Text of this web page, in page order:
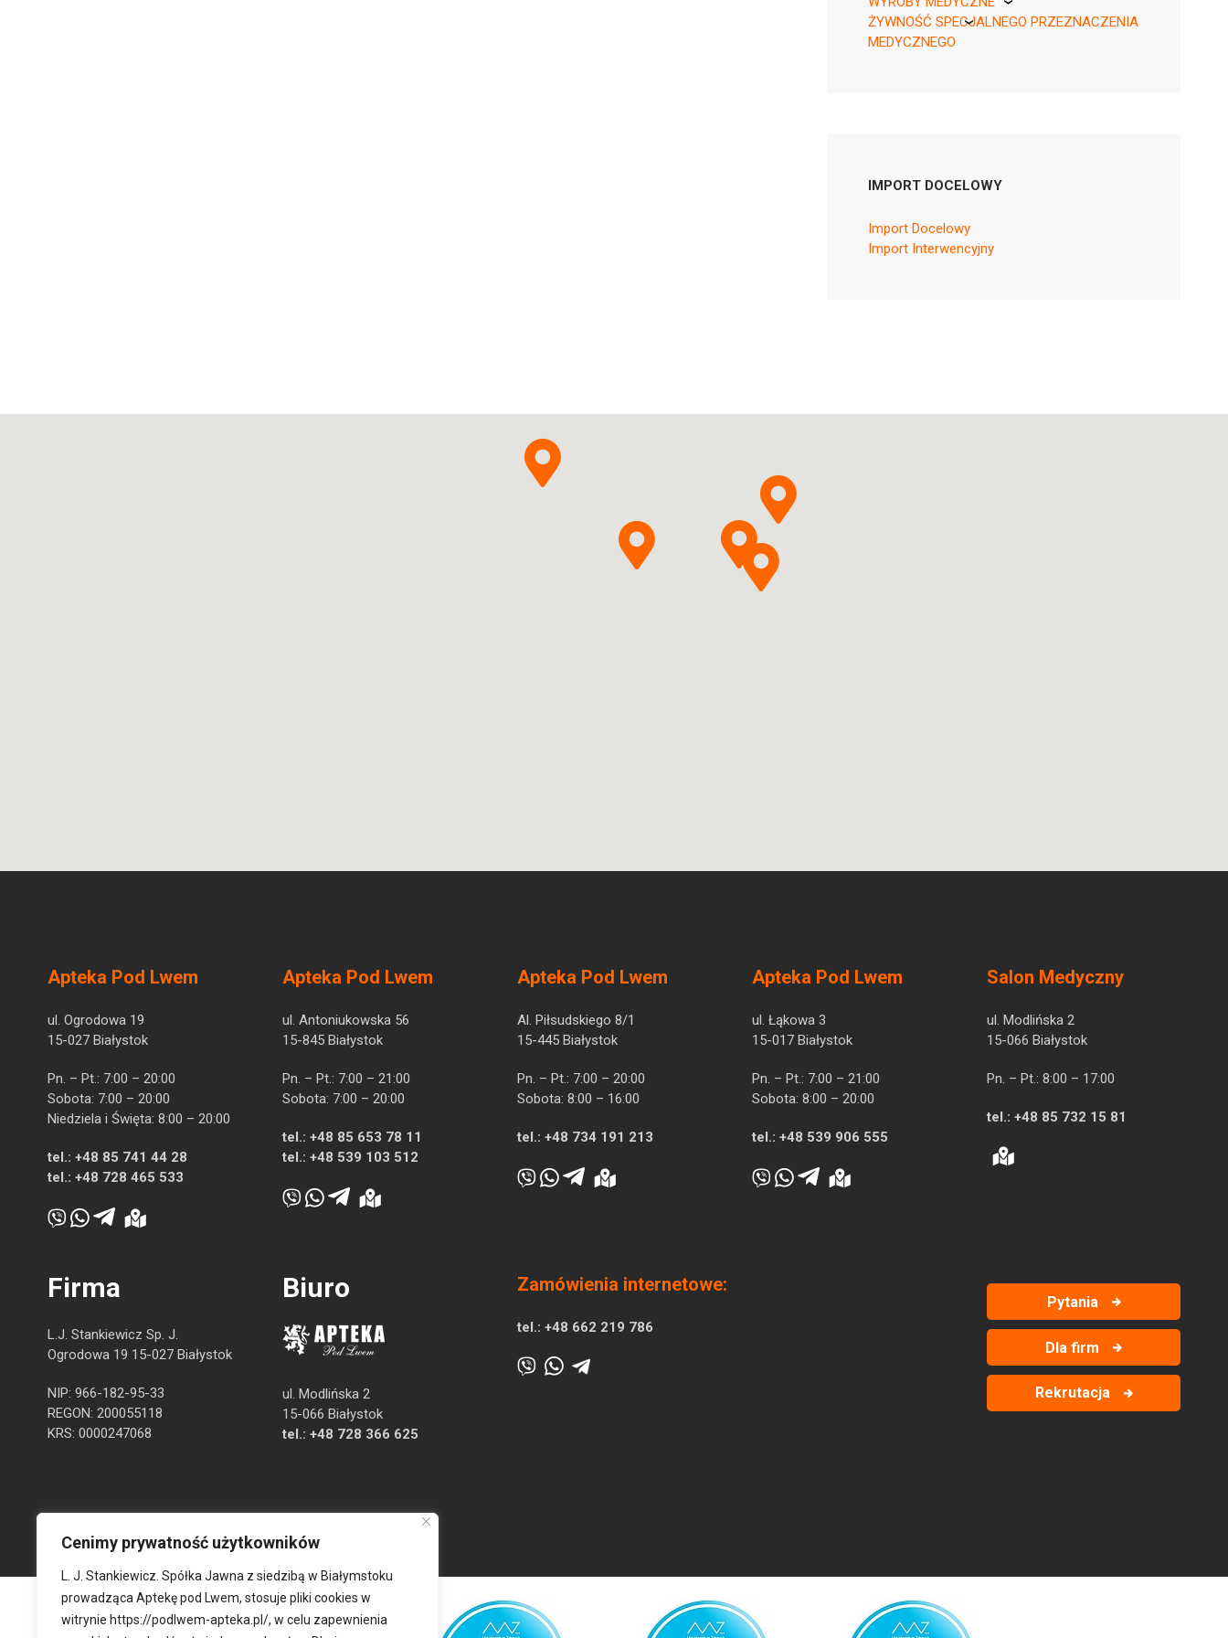
Cenimy prywatność użytkowników
L. J. Stankiewicz. Spółka Jawna z siedzibą w Białymstoku
prowadząca Aptekę pod Lwem, stosuje pliki cookies w
witrynie https://podlwem-apteka.pl/, w celu zapewnienia
KikGel
ŻYWNOŚĆ SPECJALNEGO PRZEZNACZENIA
MEDYCZNEGO
IMPORT DOCELOWY
Import Docelowy
Import Interwencyjny
Apteka Pod Lwem
ul. Ogrodowa 19
15-027 Białystok
Pn. – Pt.: 7:00 – 20:00
Sobota: 7:00 – 20:00
Niedziela i Święta: 8:00 – 20:00
tel.: +48 85 741 44 28
tel.: +48 728 465 533
Apteka Pod Lwem
ul. Antoniukowska 56
15-845 Białystok
Pn. – Pt.: 7:00 – 21:00
Sobota: 7:00 – 20:00
tel.: +48 85 653 78 11
tel.: +48 539 103 512
Apteka Pod Lwem
Al. Piłsudskiego 8/1
15-445 Białystok
Pn. – Pt.: 7:00 – 20:00
Sobota: 8:00 – 16:00
tel.: +48 734 191 213
Apteka Pod Lwem
ul. Łąkowa 3
15-017 Białystok
Pn. – Pt.: 7:00 – 21:00
Sobota: 8:00 – 20:00
tel.: +48 539 906 555
Salon Medyczny
ul. Modlińska 2
15-066 Białystok
Pn. – Pt.: 8:00 – 17:00
tel.: +48 85 732 15 81
Firma
L.J. Stankiewicz Sp. J.
Ogrodowa 19 15-027 Białystok
NIP: 966-182-95-33
REGON: 200055118
KRS: 0000247068
Biuro
ul. Modlińska 2
15-066 Białystok
tel.: +48 728 366 625
Zamówienia internetowe:
tel.: +48 662 219 786
Pytania
Dla firm
Rekrutacja